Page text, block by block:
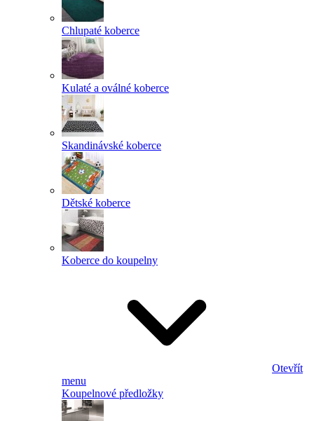
Chlupaté koberce
Kulaté a oválné koberce
Skandinávské koberce
Dětské koberce
Koberce do koupelny
Otevřít
menu
Koupelnové předložky